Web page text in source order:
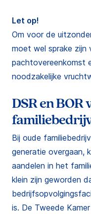
Let op!
Om voor de
moet wel sprake zijn
pachtovereenkomst
noodzakelijke
DSR en BOR
Bij oude
generatie overgaan,
aandelen in het
klein zijn geworden
is. De Tweede